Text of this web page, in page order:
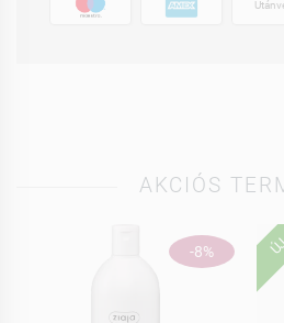
AKCIÓS
-8% ÚJ